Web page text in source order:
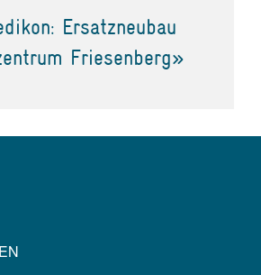
Ersatzneubau
Friesenberg»